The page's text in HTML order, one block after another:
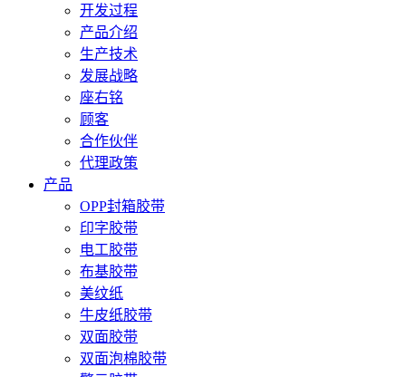
开发过程
产品介绍
生产技术
发展战略
座右铭
顾客
合作伙伴
代理政策
产品
OPP封箱胶带
印字胶带
电工胶带
布基胶带
美纹纸
牛皮纸胶带
双面胶带
双面泡棉胶带